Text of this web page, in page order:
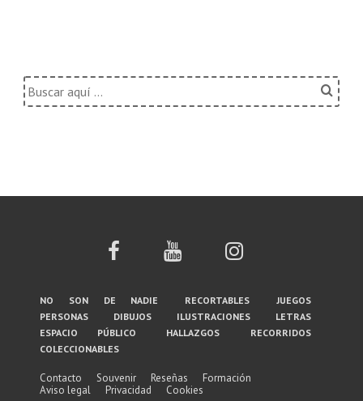
Buscar
por:
Menú
del
pie
de
no son de nadie recortables
juegos
personas
dibujos ilustraciones
letras
espacio público
hallazgos
recorridos
coleccionables
Contacto Souvenir Reseñas
Formación
Aviso legal
Privacidad Cookies